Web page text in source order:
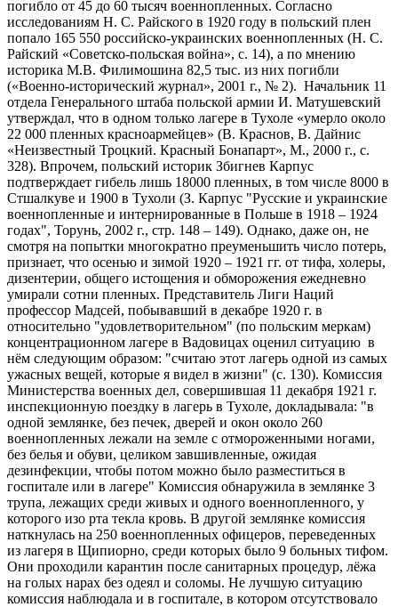
погибло от 45 до 60 тысяч военнопленных. Согласно
исследованиям Н. С. Райского в 1920 году в польский плен
попало 165 550 российско-украинских военнопленных (Н. С.
Райский «Советско-польская война», с. 14), а по мнению
историка М.В. Филимошина 82,5 тыс. из них погибли
(«Военно-исторический журнал», 2001 г., № 2). Начальник 11
отдела Генерального штаба польской армии И. Матушевский
утверждал, что в одном только лагере в Тухоле «умерло около
22 000 пленных красноармейцев» (В. Краснов, В. Дайнис
«Неизвестный Троцкий. Красный Бонапарт», М., 2000 г., с.
328). Впрочем, польский историк Збигнев Карпус
подтверждает гибель лишь 18000 пленных, в том числе 8000 в
Стшалкуве и 1900 в Тухоли (З. Карпус "Русские и украинские
военнопленные и интернированные в Польше в 1918 – 1924
годах", Торунь, 2002 г., стр. 148 – 149). Однако, даже он, не
смотря на попытки многократно преуменьшить число потерь,
признает, что осенью и зимой 1920 – 1921 гг. от тифа, холеры,
дизентерии, общего истощения и обморожения ежедневно
умирали сотни пленных. Представитель Лиги Наций
профессор Мадсей, побывавший в декабре 1920 г. в
относительно "удовлетворительном" (по польским меркам)
концентрационном лагере в Вадовицах оценил ситуацию в
нём следующим образом: "считаю этот лагерь одной из самых
ужасных вещей, которые я видел в жизни" (с. 130). Комиссия
Министерства военных дел, совершившая 11 декабря 1921 г.
инспекционную поездку в лагерь в Тухоле, докладывала: "в
одной землянке, без печек, дверей и окон около 260
военнопленных лежали на земле с отмороженными ногами,
без белья и обуви, целиком завшивленные, ожидая
дезинфекции, чтобы потом можно было разместиться в
госпитале или в лагере" Комиссия обнаружила в землянке 3
трупа, лежащих среди живых и одного военнопленного, у
которого изо рта текла кровь. В другой землянке комиссия
наткнулась на 250 военнопленных офицеров, переведенных
из лагеря в Щипиорно, среди которых было 9 больных тифом.
Они проходили карантин после санитарных процедур, лёжа
на голых нарах без одеял и соломы. Не лучшую ситуацию
комиссия наблюдала и в госпитале, в котором отсутствовало